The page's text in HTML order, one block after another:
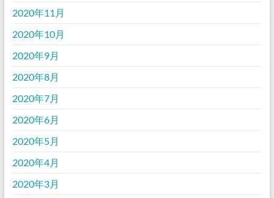
2020年11月
2020年10月
2020年9月
2020年8月
2020年7月
2020年6月
2020年5月
2020年4月
2020年3月